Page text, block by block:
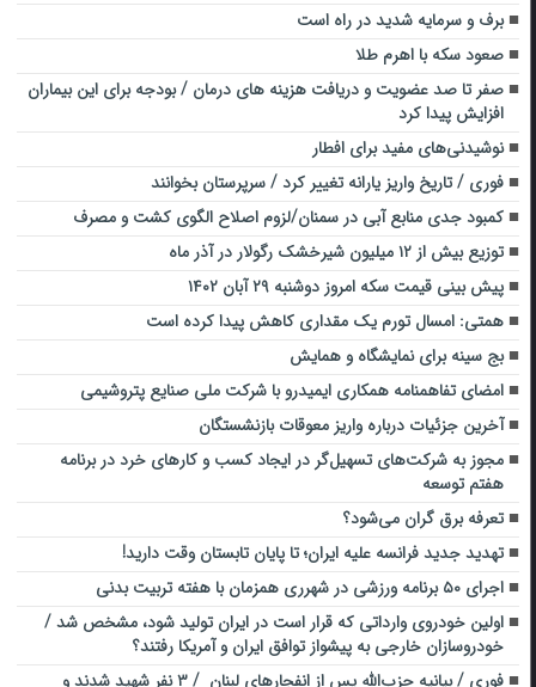
برف و سرمایه شدید در راه است
صعود سکه با اهرم طلا
صفر تا صد عضویت و دریافت هزینه های درمان / بودجه برای این بیماران
افزایش پیدا کرد
نوشیدنی‌های مفید برای افطار
فوری / تاریخ واریز یارانه تغییر کرد / سرپرستان بخوانند
کمبود جدی منابع آبی در سمنان/لزوم اصلاح الگوی کشت و مصرف
توزیع بیش از ۱۲ میلیون شیرخشک رگولار در آذر ماه
پیش بینی قیمت سکه امروز دوشنبه ۲۹ آبان ۱۴۰۲
همتی: امسال تورم یک مقداری کاهش پیدا کرده است
بج سینه برای نمایشگاه و همایش
امضای تفاهمنامه همکاری ایمیدرو با شرکت ملی صنایع پتروشیمی
آخرین جزئیات درباره واریز معوقات بازنشستگان
مجوز به شرکت‌های تسهیل‌گر در ایجاد کسب و کارهای خرد در برنامه
هفتم توسعه
تعرفه برق گران می‌شود؟
تهدید جدید فرانسه علیه ایران؛ تا پایان تابستان وقت دارید!
اجرای ۵۰ برنامه ورزشی در شهرری همزمان با هفته تربیت‌ بدنی
اولین خودروی وارداتی که قرار است در ایران تولید شود، مشخص شد /
خودروسازان خارجی به پیشواز توافق ایران و آمریکا رفتند؟
فوری / بیانیه حزب‌الله پس از انفجارهای لبنان / ۳ نفر شهید شدند و